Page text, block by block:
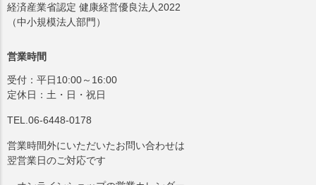
経済産業省認定 健康経営優良法人2022
（中小規模法人部門）
営業時間
受付：平日10:00～16:00
定休日：土・日・祝日
TEL.06-6448-0178
営業時間外にいただいたお問い合わせは
翌営業日のご対応です